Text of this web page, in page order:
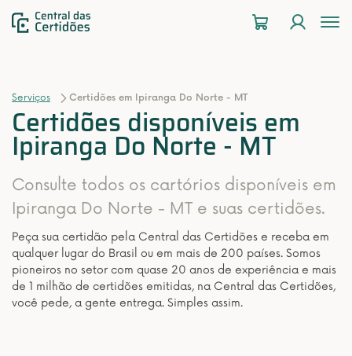
Serviços Certidões em Ipiranga Do Norte - MT
Certidões disponíveis em
Ipiranga Do Norte - MT
Consulte todos os cartórios disponíveis em
Ipiranga Do Norte - MT e suas certidões.
Peça sua certidão pela Central das Certidões e receba em
qualquer lugar do Brasil ou em mais de 200 países. Somos
pioneiros no setor com quase 20 anos de experiência e mais
de 1 milhão de certidões emitidas, na Central das Certidões,
você pede, a gente entrega. Simples assim.